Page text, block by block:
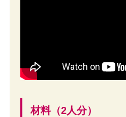
材料（2人分）